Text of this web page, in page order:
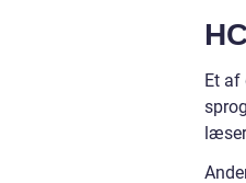
Et af